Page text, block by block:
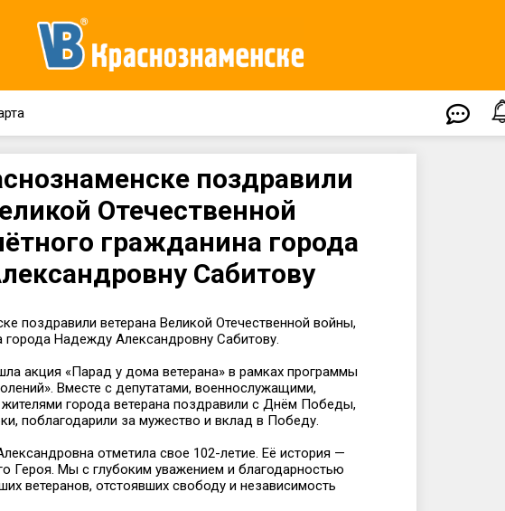
поздравили
Отечественной
гражданина города
Сабитову
поздравили ветерана Великой Отечественной войны,
города Надежду Александровну Сабитову.
акция «Парад у дома ветерана» в рамках программы
Вместе с депутатами, военнослужащими,
города ветерана поздравили с Днём Победы,
поблагодарили за мужество и вклад в Победу.
отметила свое 102-летие. Её история —
Героя. Мы с глубоким уважением и благодарностью
ветеранов, отстоявших свободу и независимость